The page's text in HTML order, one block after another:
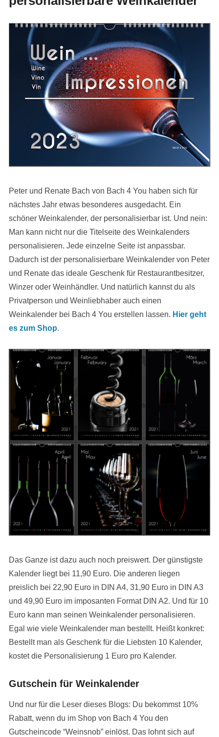
Peter und Renate Bach von Bach 4 You haben sich für
nächstes Jahr etwas besonderes ausgedacht. Ein
schöner Weinkalender, der personalisierbar ist. Und nein:
Man kann nicht nur die Titelseite des Weinkalenders
personalisieren. Jede einzelne Seite ist anpassbar.
Dadurch ist der personalisierbare Weinkalender von Peter
und Renate das ideale Geschenk für Restaurantbesitzer,
Winzer oder Weinhändler. Und natürlich kannst du als
Privatperson und Weinliebhaber auch einen
Weinkalender bei Bach 4 You erstellen lassen. Hier geht
es zum Shop.
Das Ganze ist dazu auch noch preiswert. Der günstigste
Kalender liegt bei 11,90 Euro. Die anderen liegen
preislich bei 22,90 Euro in DIN A4, 31,90 Euro in DIN A3
und 49,90 Euro im imposanten Format DIN A2. Und für 10
Euro kann man seinen Weinkalender personalisieren.
Egal wie viele Weinkalender man bestellt. Heißt konkret:
Bestellt man als Geschenk für die Liebsten 10 Kalender,
kostet die Personalisierung 1 Euro pro Kalender.
Gutschein für Weinkalender
Und nur für die Leser dieses Blogs: Du bekommst 10%
Rabatt, wenn du im Shop von Bach 4 You den
Gutscheincode “Weinsnob” einlöst. Das lohnt sich auf